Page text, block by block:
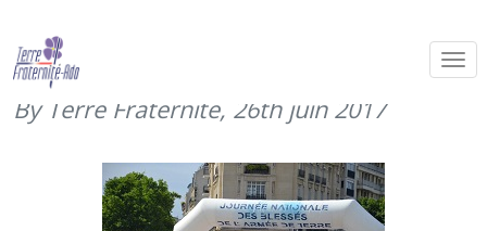
Journée des blessés de l’armée de
Terre (23 juin 2017)
By Terre Fraternité, 26th juin 2017